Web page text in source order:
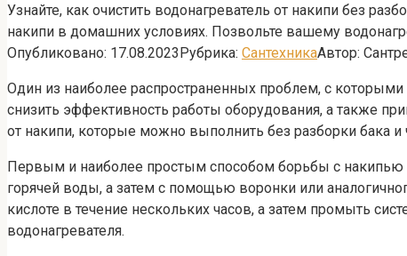
Узнайте, как очистить водонагреватель от накипи без
накипи в домашних условиях. Позвольте вашему
Опубликовано: 17.08.2023Рубрика: СантехникаАвтор:
Один из наиболее распространенных проблем, с
снизить эффективность работы оборудования, а также
от накипи, которые можно выполнить без разборки бака и
Первым и наиболее простым способом борьбы с накипью
горячей воды, а затем с помощью воронки или
кислоте в течение нескольких часов, а затем промыть
водонагревателя.